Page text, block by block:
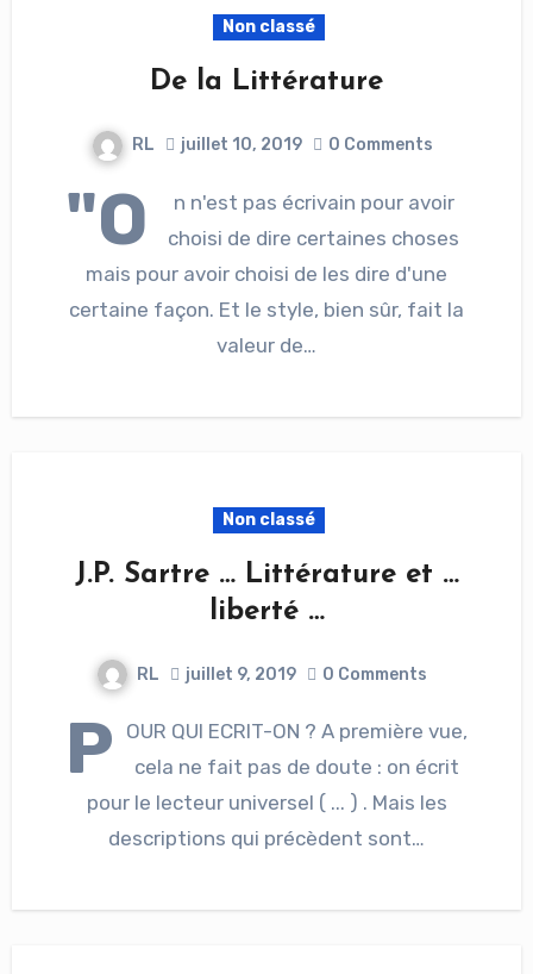
Non classé
De la Littérature
RL juillet 10, 2019 0 Comments
"O
n n'est pas écrivain pour avoir
choisi de dire certaines choses
mais pour avoir choisi de les dire d'une
certaine façon. Et le style, bien sûr, fait la
valeur de…
Non classé
J.P. Sartre … Littérature et …
liberté …
RL juillet 9, 2019 0 Comments
P
OUR QUI ECRIT-ON ? A première vue,
cela ne fait pas de doute : on écrit
pour le lecteur universel ( ... ) . Mais les
descriptions qui précèdent sont…